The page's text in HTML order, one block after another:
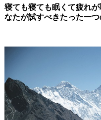
寝ても寝ても眠くて疲れ
なたが試すべきたった一つ